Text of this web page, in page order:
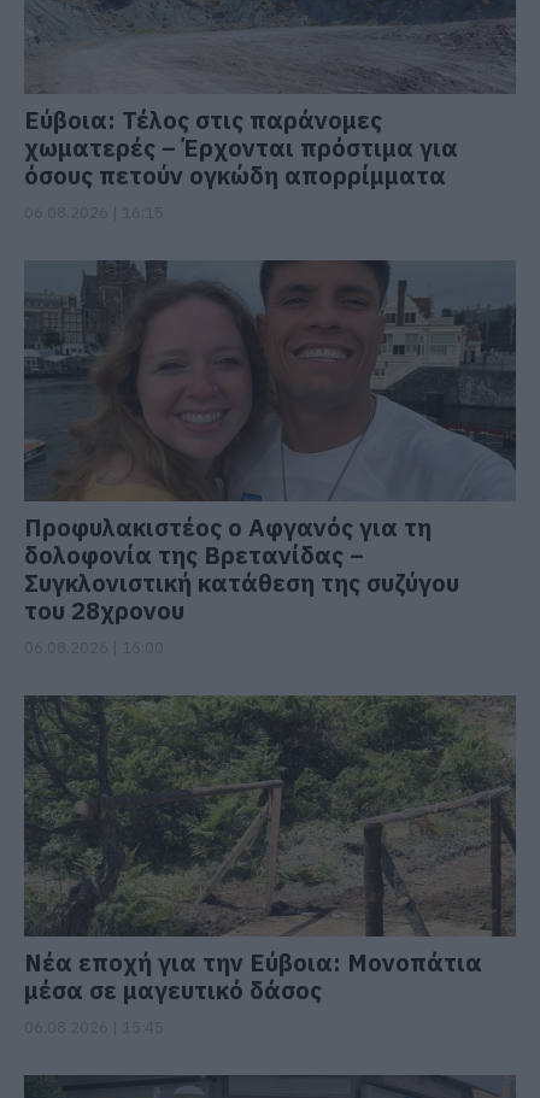
Εύβοια: Τέλος στις παράνομες
χωματερές – Έρχονται πρόστιμα για
όσους πετούν ογκώδη απορρίμματα
Προφυλακιστέος ο Αφγανός για τη
δολοφονία της Βρετανίδας –
Συγκλονιστική κατάθεση της συζύγου
του 28χρονου
Νέα εποχή για την Εύβοια: Μονοπάτια
μέσα σε μαγευτικό δάσος